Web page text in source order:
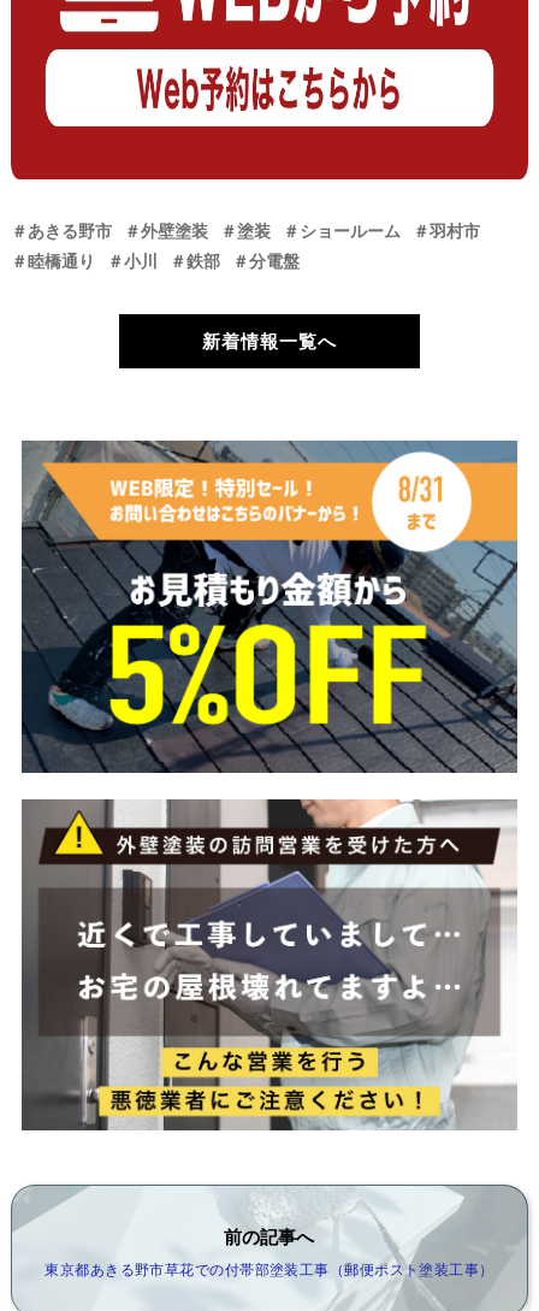
＃あきる野市 ＃外壁塗装 ＃塗装 ＃ショールーム
＃羽村市
＃睦橋通り
＃小川 ＃鉄部 ＃分電盤
新着情報一覧へ
前の記事へ
東京都あきる野市草花での付帯部塗装工事（郵便ポスト塗装工事）